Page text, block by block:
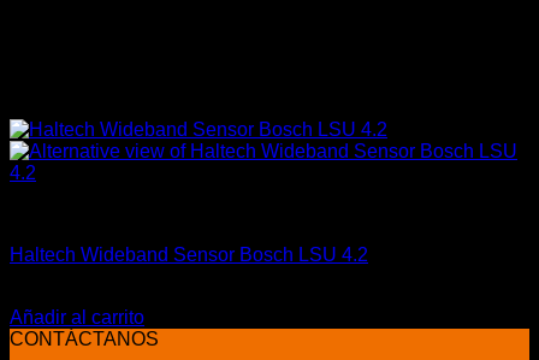
Haltech Wideband Sensor Bosch LSU 4.2
precio
original
Añadir al carrito
CONTÁCTANOS